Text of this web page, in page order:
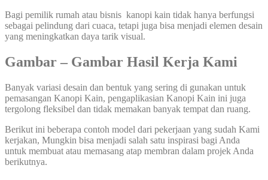
Bagi pemilik rumah atau bisnis kanopi kain tidak hanya berfungsi
sebagai pelindung dari cuaca, tetapi juga bisa menjadi elemen desain
yang meningkatkan daya tarik visual.
Gambar – Gambar Hasil Kerja Kami
Banyak variasi desain dan bentuk yang sering di gunakan untuk
pemasangan Kanopi Kain, pengaplikasian Kanopi Kain ini juga
tergolong fleksibel dan tidak memakan banyak tempat dan ruang.
Berikut ini beberapa contoh model dari pekerjaan yang sudah Kami
kerjakan, Mungkin bisa menjadi salah satu inspirasi bagi Anda
untuk membuat atau memasang atap membran dalam projek Anda
berikutnya.